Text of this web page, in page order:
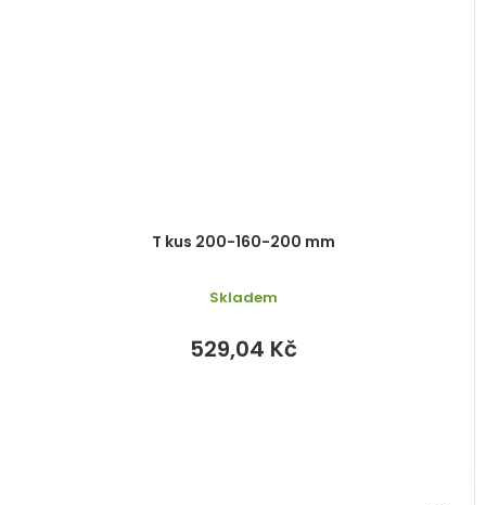
T kus 200-160-200 mm
Skladem
529,04 Kč